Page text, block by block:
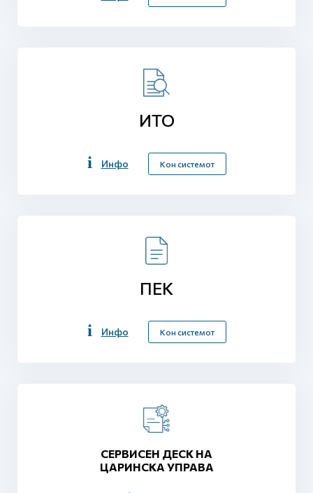
ИТО
Инфо Кон системот
ПЕК
Инфо Кон системот
СЕРВИСЕН ДЕСК НА
ЦАРИНСКА УПРАВА